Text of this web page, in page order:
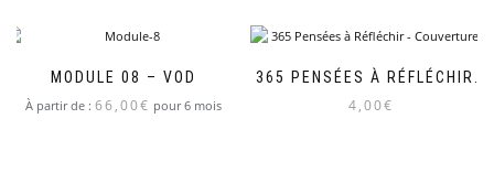
MODULE 08 – VOD
À partir de : 66,00€ pour 6 mois
365 PENSÉES À RÉFLÉCHIR…
4,00€